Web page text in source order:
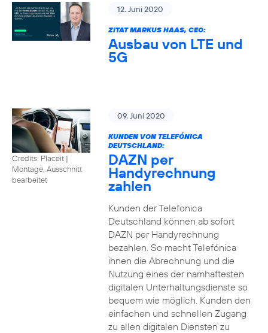
12. Juni 2020
ZITAT MARKUS HAAS, CEO:
Ausbau von LTE und
5G
Credits: Placeit |
Montage, Ausschnitt
bearbeitet
09. Juni 2020
KUNDEN VON TELEFÓNICA
DEUTSCHLAND:
DAZN per
Handyrechnung
zahlen
Kunden der Telefonica
Deutschland können ab sofort
DAZN per Handyrechnung
bezahlen. So macht Telefónica
ihnen die Abrechnung und die
Nutzung eines der namhaftesten
digitalen Unterhaltungsdienste so
bequem wie möglich. Kunden den
einfachen und schnellen Zugang
zu allen digitalen Diensten zu